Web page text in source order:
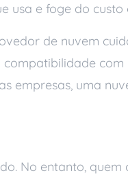
e foge do
de nuvem
empresas, uma
No entanto,